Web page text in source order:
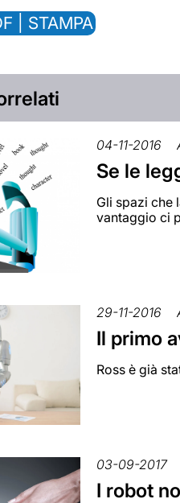
| STAMPA
04-11-2016
Se le
Gli spazi che
vantaggio ci
29-11-2016
Il primo
Ross è già
03-09-2017
I robot